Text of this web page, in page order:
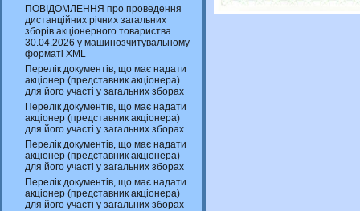
ПОВІДОМЛЕННЯ про проведення
дистанційних річних загальних
зборів акціонерного товариства
30.04.2026 у машинозчитувальному
форматі XML
Перелік документів, що має надати
акціонер (представник акціонера)
для його участі у загальних зборах
Перелік документів, що має надати
акціонер (представник акціонера)
для його участі у загальних зборах
Перелік документів, що має надати
акціонер (представник акціонера)
для його участі у загальних зборах
Перелік документів, що має надати
акціонер (представник акціонера)
для його участі у загальних зборах